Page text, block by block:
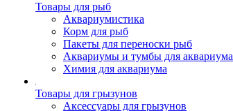
Товары для рыб
Аквариумистика
Корм для рыб
Пакеты для переноски рыб
Аквариумы и тумбы для аквариума
Химия для аквариума
Товары для грызунов
Аксессуары для грызунов